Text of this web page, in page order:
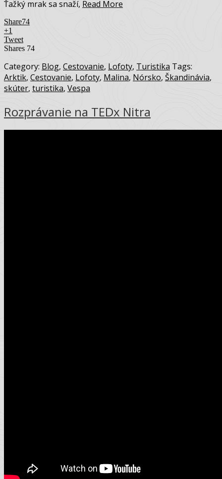
Ťažký mrak sa snaží, Read More
Share74
+1
Tweet
Shares 74
Category: Blog, Cestovanie, Lofoty, Turistika Tags:
Arktik, Cestovanie, Lofoty, Malina, Nórsko, Škandinávia,
skúter, turistika, Vespa
Rozprávanie na TEDx Nitra